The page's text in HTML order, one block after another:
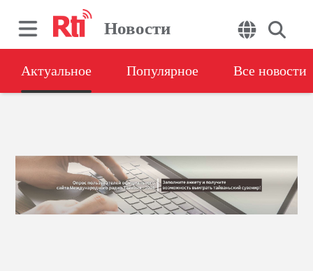
Новости
Актуальное Популярное Все новости